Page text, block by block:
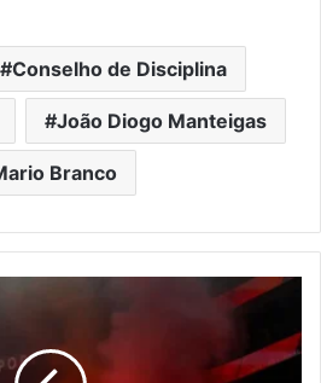
Conselho de Disciplina
João Diogo Manteigas
Branco